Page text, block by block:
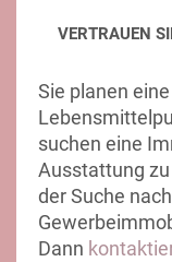
VERTRAUEN
Sie planen
suchen eine
Ausstattung
der Suche
Dann